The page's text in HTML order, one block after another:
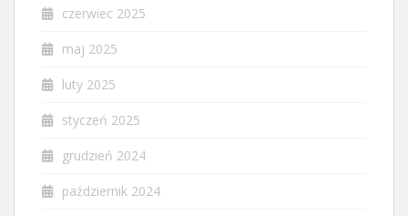
czerwiec 2025
maj 2025
luty 2025
styczeń 2025
grudzień 2024
październik 2024